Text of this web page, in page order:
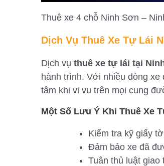
Thuê xe 4 chỗ Ninh Sơn –
Dịch Vụ Thuê Xe Tự Lái
Dịch vụ thuê xe tự lái tại
hành trình. Với nhiều dòng
tâm khi vi vu trên mọi cung
Một Số Lưu Ý Khi Thuê Xe
Kiểm tra kỹ giấy
Đảm bảo xe đã
Tuân thủ luật